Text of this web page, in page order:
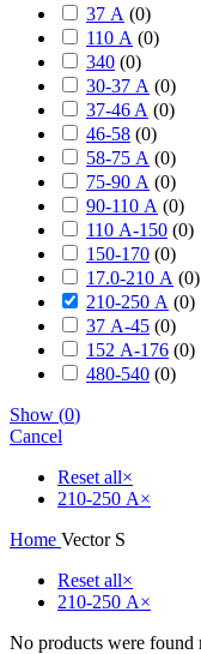
37 А (0)
110 А (0)
340 (0)
30-37 А (0)
37-46 A (0)
46-58 (0)
58-75 А (0)
75-90 А (0)
90-110 А (0)
110 А-150 (0)
150-170 (0)
17.0-210 А (0)
210-250 А (0)
37 А-45 (0)
152 А-176 (0)
480-540 (0)
Show (0)
Cancel
Reset all×
210-250 А×
Home Vector S
Reset all×
210-250 А×
No products were found